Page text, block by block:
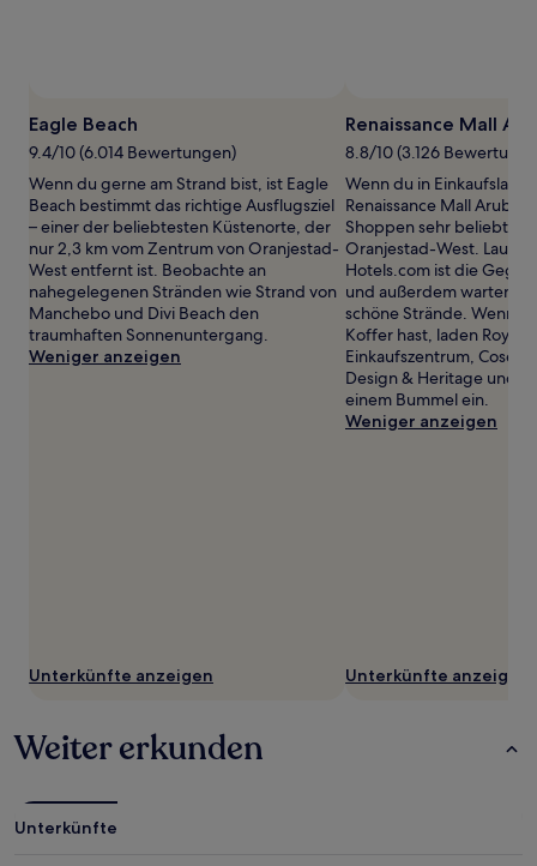
ändern.
Es
zusätzliche
Bedingungen
gelten.
Eagle Beach
9.4/10 (6.014 Bewertungen)
Wenn du gerne am Strand bist, ist Eagle
Beach bestimmt das richtige Ausflugsziel
– einer der beliebtesten Küstenorte, der
nur 2,3 km vom Zentrum von Oranjestad-
West entfernt ist. Beobachte an
nahegelegenen Stränden wie Strand von
Manchebo und Divi Beach den
traumhaften Sonnenuntergang.
Weniger anzeigen
Unterkünfte anzeigen
Renaissance Mall
8.8/10 (3.126
Wenn du in
Renaissance Mall Aruba,
Shoppen sehr beliebten
Oranjestad-West. Laut
Hotels.com ist die
und außerdem warten
schöne Strände. Wenn
Koffer hast, laden Royal
Einkaufszentrum,
Design & Heritage und
einem Bummel ein.
Weniger anzeigen
Unterkünfte anzeigen
Weiter erkunden
Unterkünfte